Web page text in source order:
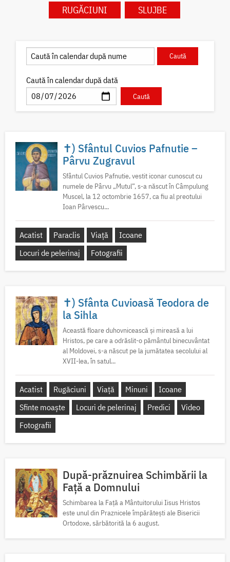
RUGĂCIUNI SLUJBE
Caută în calendar după dată
✝) Sfântul Cuvios Pafnutie –
Pârvu Zugravul
Sfântul Cuvios Pafnutie, vestit iconar cunoscut cu
numele de Pârvu „Mutul”, s-a născut în Câmpulung
Muscel, la 12 octombrie 1657, ca fiu al preotului
Ioan Pârvescu...
Acatist Paraclis Viață
Icoane
Locuri de pelerinaj
Fotografii
✝) Sfânta Cuvioasă Teodora de
la Sihla
Această floare duhovnicească și mireasă a lui
Hristos, pe care a odrăslit-o pământul binecuvântat
al Moldovei, s-a născut pe la jumătatea secolului al
XVII-lea, în satul...
Acatist Rugăciuni Viață Minuni
Icoane
Sfinte moaște
Locuri de pelerinaj Predici
Video
Fotografii
După-prăznuirea Schimbării la
Față a Domnului
Schimbarea la Față a Mântuitorului Iisus Hristos
este unul din Praznicele împărătești ale Bisericii
Ortodoxe, sărbătorită la 6 august.